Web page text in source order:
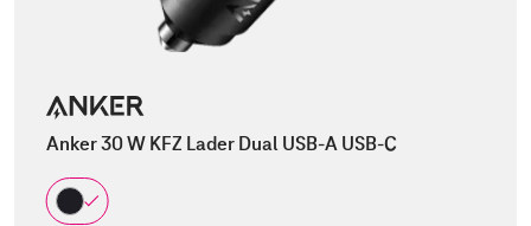
Anker 30 W KFZ Lader Dual USB-A USB-C